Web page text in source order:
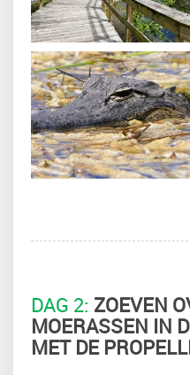
DAG 2: ZOEVEN
MOERASSEN IN
MET DE